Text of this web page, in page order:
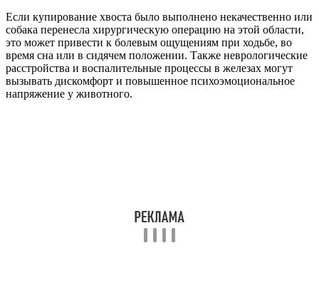
Если купирование хвоста было выполнено некачественно или
собака перенесла хирургическую операцию на этой области,
это может привести к болевым ощущениям при ходьбе, во
время сна или в сидячем положении. Также неврологические
расстройства и воспалительные процессы в железах могут
вызывать дискомфорт и повышенное психоэмоциональное
напряжение у животного.